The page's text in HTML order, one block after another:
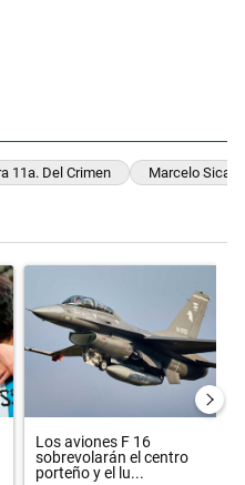
11a. Del Crimen Marcelo Sicardi
"Murió Jorge Messi, el papá
Un artículo de tendencia con el
Los aviones F 16
sobrevolarán el centro
porteño y el lu...